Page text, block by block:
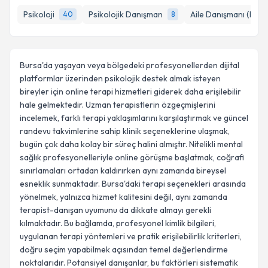
Psikoloji
40 Psikolojik Danışman 8 Aile Danışmanı
Kişisel verilerimin işlenmesine ilişkinAydınlatma
Metni'ni okudum ve kişisel verilerimin belirtilen
kapsamda işlenmesini kabul ediyorum.
Takvim Talebini Gönder
Bursa'da yaşayan veya bölgedeki profesyonellerden dijital
platformlar üzerinden psikolojik destek almak isteyen
bireyler için online terapi hizmetleri giderek daha erişilebilir
hale gelmektedir. Uzman terapistlerin özgeçmişlerini
incelemek, farklı terapi yaklaşımlarını karşılaştırmak ve güncel
randevu takvimlerine sahip klinik seçeneklerine ulaşmak,
bugün çok daha kolay bir süreç halini almıştır. Nitelikli mental
sağlık profesyonelleriyle online görüşme başlatmak, coğrafi
sınırlamaları ortadan kaldırırken aynı zamanda bireysel
esneklik sunmaktadır. Bursa'daki terapi seçenekleri arasında
yönelmek, yalnızca hizmet kalitesini değil, aynı zamanda
terapist-danışan uyumunu da dikkate almayı gerekli
kılmaktadır. Bu bağlamda, profesyonel kimlik bilgileri,
uygulanan terapi yöntemleri ve pratik erişilebilirlik kriterleri,
doğru seçim yapabilmek açısından temel değerlendirme
noktalarıdır. Potansiyel danışanlar, bu faktörleri sistematik